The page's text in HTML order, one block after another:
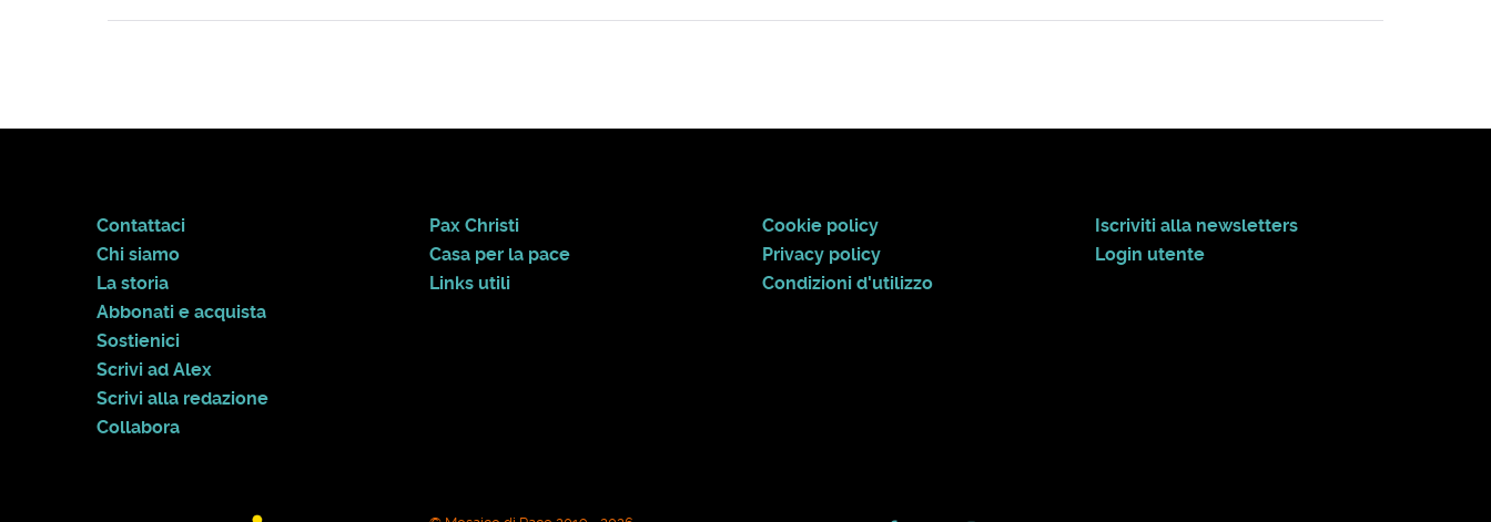
Contattaci
Chi siamo
La storia
Abbonati e acquista
Sostienici
Scrivi ad Alex
Scrivi alla redazione
Collabora
Pax Christi
Casa per la pace
Links utili
Cookie policy
Privacy policy
Condizioni d'utilizzo
Iscriviti alla newsletters
Login utente